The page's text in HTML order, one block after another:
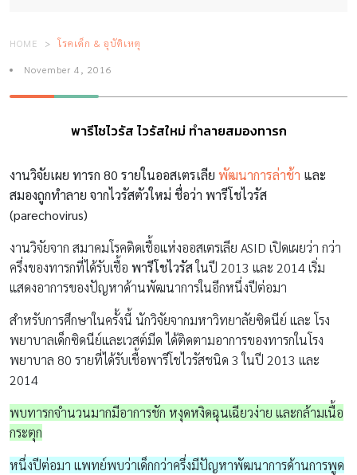
HOME โรคเด็ก & อุบัติเหตุ
November 4, 2016
พารีโชไวรัส ไวรัสใหม่ ทำลายสมองทารก
งานวิจัยเผย ทารก 80 รายในออสเตรเลีย พัฒนาการล่าช้า และ
สมองถูกทำลาย จากไวรัสตัวใหม่ ชื่อว่า พารีโชไวรัส
(parechovirus)
งานวิจัยจาก สมาคมโรคติดเชื้อแห่งออสเตรเลีย ASID เปิดเผยว่า กว่า
ครึ่งของทารกที่ได้รับเชื้อ พารีโชไวรัสในปี 2013 และ 2014 เริ่ม
แสดงอาการของปัญหาด้านพัฒนาการในอีกหนึ่งปีต่อมา
สำหรับการศึกษาในครั้งนี้ นักวิจัยจากมหาวิทยาลัยซิดนีย์ และ โรง
พยาบาลเด็กซิดนีย์และเวสต์มีด ได้ติดตามอาการของทารกในโรง
พยาบาล 80 รายที่ได้รับเชื้อพารีโชไวรัสชนิด 3 ในปี 2013 และ
2014
พบทารกจำนวนมากมีอาการชัก หงุดหงิดฉุนเฉียวง่าย และกล้ามเนื้อ
กระตุก
หนึ่งปีต่อมา แพทย์พบว่าเด็กกว่าครึ่งมีปัญหาพัฒนาการด้านการพูด